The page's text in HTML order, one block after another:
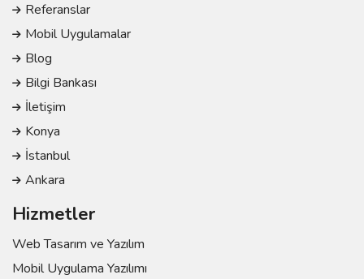
Referanslar
Mobil Uygulamalar
Blog
Bilgi Bankası
İletişim
Konya
İstanbul
Ankara
Hizmetler
Web Tasarım ve Yazılım
Mobil Uygulama Yazılımı